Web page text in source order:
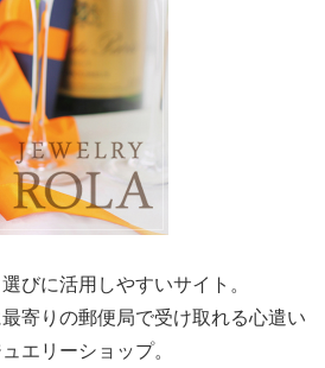
びに活用しやすいサイト。
寄りの郵便局で受け取れる心遣い
エリーショップ。